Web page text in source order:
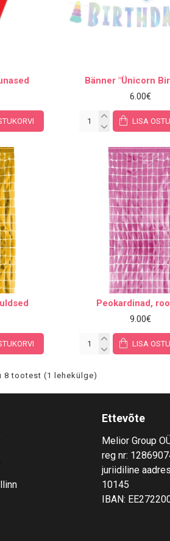
Bänner "Ünicorn
6.00€
LISA
Peokardinad,
9.00€
LISA
8 tootest (1 lehekülge)
Ettevõte
Melior Group
reg nr:
juriidiline
10145
IBAN: